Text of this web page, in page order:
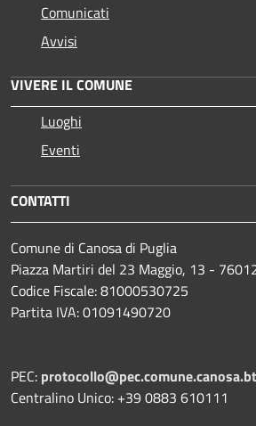
Comunicati
Avvisi
VIVERE IL COMUNE
Luoghi
Eventi
CONTATTI
Comune di Canosa di Puglia
Piazza Martiri del 23 Maggio, 13 -
Codice Fiscale: 81000530725
Partita IVA: 01091490720
PEC:
Centralino Unico: +39 0883 610111